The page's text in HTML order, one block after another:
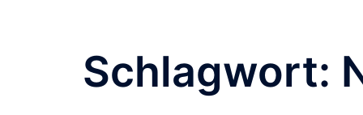
Schlagwort: